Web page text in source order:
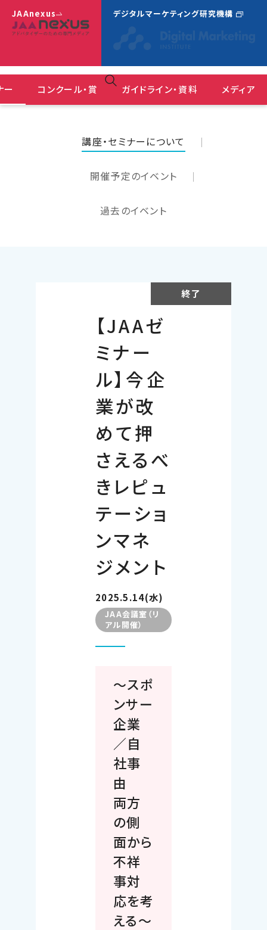
ー コンクール・賞 ガイドライン・資料 メディア
JAAnexus デジタルマーケティング研究機構
講座・セミナーについて
開催予定のイベント
過去のイベント
【JAAゼ
ミナー
ル】今企
業が改
めて押
さえるべ
きレピュ
テーショ
ンマネ
ジメント
2025.5.14(水)
JAA会議室（リ
アル開催）
～スポ
ンサー
企業
／自
社事
由
両方
の側
面から
不祥
事対
応を考
える～
終了